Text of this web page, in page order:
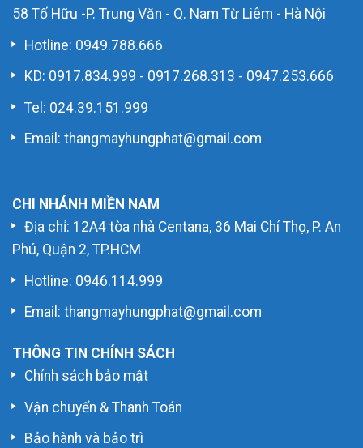
58 Tố Hữu -P. Trung Văn - Q. Nam Từ Liêm - Hà Nội
Hotline: 0949.788.666
KD: 0917.834.999 - 0917.268.313 - 0947.253.666
Tel: 024.39.151.999
Email: thangmayhungphat@gmail.com
CHI NHÁNH MIỀN NAM
Địa chỉ: 12A4 tòa nhà Centana, 36 Mai Chí Thọ, P. An
Phú, Quận 2, TP.HCM
Hotline: 0946.114.999
Email: thangmayhungphat@gmail.com
THÔNG TIN CHÍNH SÁCH
Chính sách bảo mật
Vận chuyển & Thanh Toán
Bảo hành và bảo trì